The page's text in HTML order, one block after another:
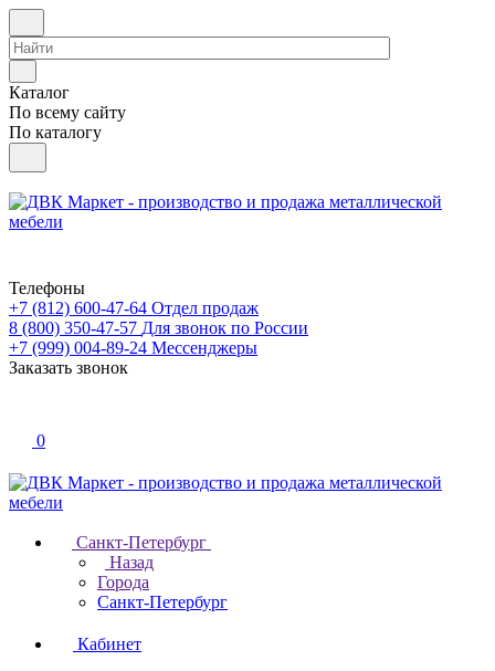
Каталог
По всему сайту
По каталогу
Телефоны
+7 (812) 600-47-64 Отдел продаж
8 (800) 350-47-57 Для звонок по России
+7 (999) 004-89-24 Мессенджеры
Заказать звонок
0
Санкт-Петербург
Назад
Города
Санкт-Петербург
Кабинет